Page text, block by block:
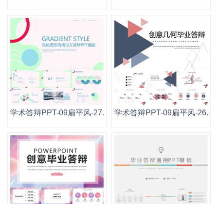
学术答辩PPT-09扁平风-27.pptx学术答辩PPT-09扁平风-